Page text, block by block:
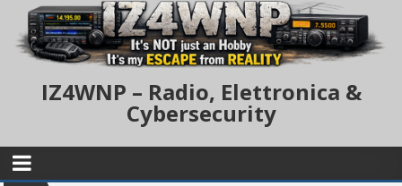
IZ4WNP – Radio, Elettronica &
Cybersecurity